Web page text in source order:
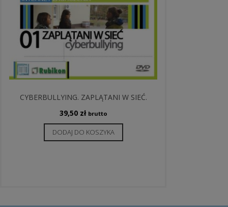
CYBERBULLYING. ZAPLĄTANI W SIEĆ.
39,50 zł brutto
DODAJ DO KOSZYKA